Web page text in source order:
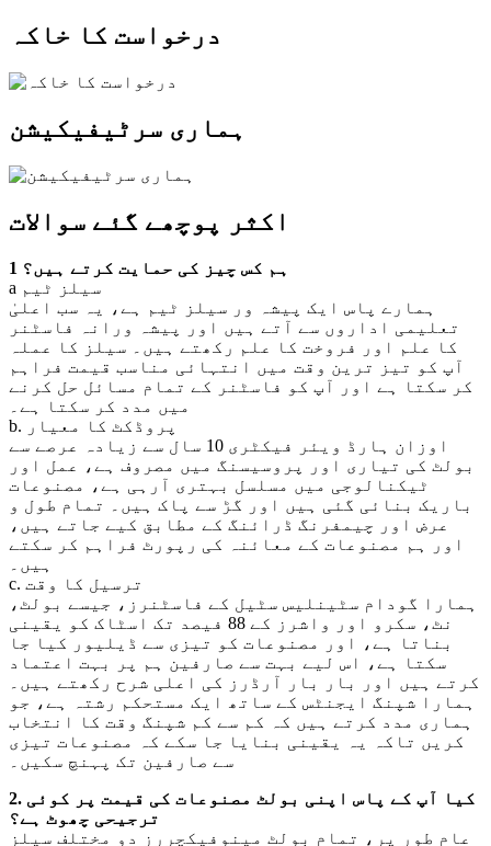
درخواست کا خاکہ
ہماری سرٹیفیکیشن
اکثر پوچھے گئے سوالات
1 ہم کس چیز کی حمایت کرتے ہیں؟
a سیلز ٹیم
ہمارے پاس ایک پیشہ ور سیلز ٹیم ہے، یہ سب اعلیٰ
تعلیمی اداروں سے آتے ہیں اور پیشہ ورانہ فاسٹنر
کا علم اور فروخت کا علم رکھتے ہیں۔ سیلز کا عملہ
آپ کو تیز ترین وقت میں انتہائی مناسب قیمت فراہم
کر سکتا ہے اور آپ کو فاسٹنر کے تمام مسائل حل کرنے
میں مدد کر سکتا ہے۔
b. پروڈکٹ کا معیار
اوزان ہارڈ ویئر فیکٹری 10 سال سے زیادہ عرصے سے
بولٹ کی تیاری اور پروسیسنگ میں مصروف ہے، عمل اور
ٹیکنالوجی میں مسلسل بہتری آرہی ہے، مصنوعات
باریک بنائی گئی ہیں اور گڑ سے پاک ہیں۔ تمام طول و
عرض اور چیمفرنگ ڈرائنگ کے مطابق کیے جاتے ہیں،
اور ہم مصنوعات کے معائنہ کی رپورٹ فراہم کر سکتے
ہیں۔
c. ترسیل کا وقت
ہمارا گودام سٹینلیس سٹیل کے فاسٹنرز، جیسے بولٹ،
نٹ، سکرو اور واشرز کے 88 فیصد تک اسٹاک کو یقینی
بناتا ہے، اور مصنوعات کو تیزی سے ڈیلیور کیا جا
سکتا ہے، اس لیے بہت سے صارفین ہم پر بہت اعتماد
کرتے ہیں اور بار بار آرڈرز کی اعلی شرح رکھتے ہیں۔
ہمارا شپنگ ایجنٹس کے ساتھ ایک مستحکم رشتہ ہے، جو
ہماری مدد کرتے ہیں کہ کم سے کم شپنگ وقت کا انتخاب
کریں تاکہ یہ یقینی بنایا جا سکے کہ مصنوعات تیزی
سے صارفین تک پہنچ سکیں۔
2. کیا آپ کے پاس اپنی بولٹ مصنوعات کی قیمت پر کوئی
ترجیحی چھوٹ ہے؟
عام طور پر، تمام بولٹ مینوفیکچررز دو مختلف سیلز